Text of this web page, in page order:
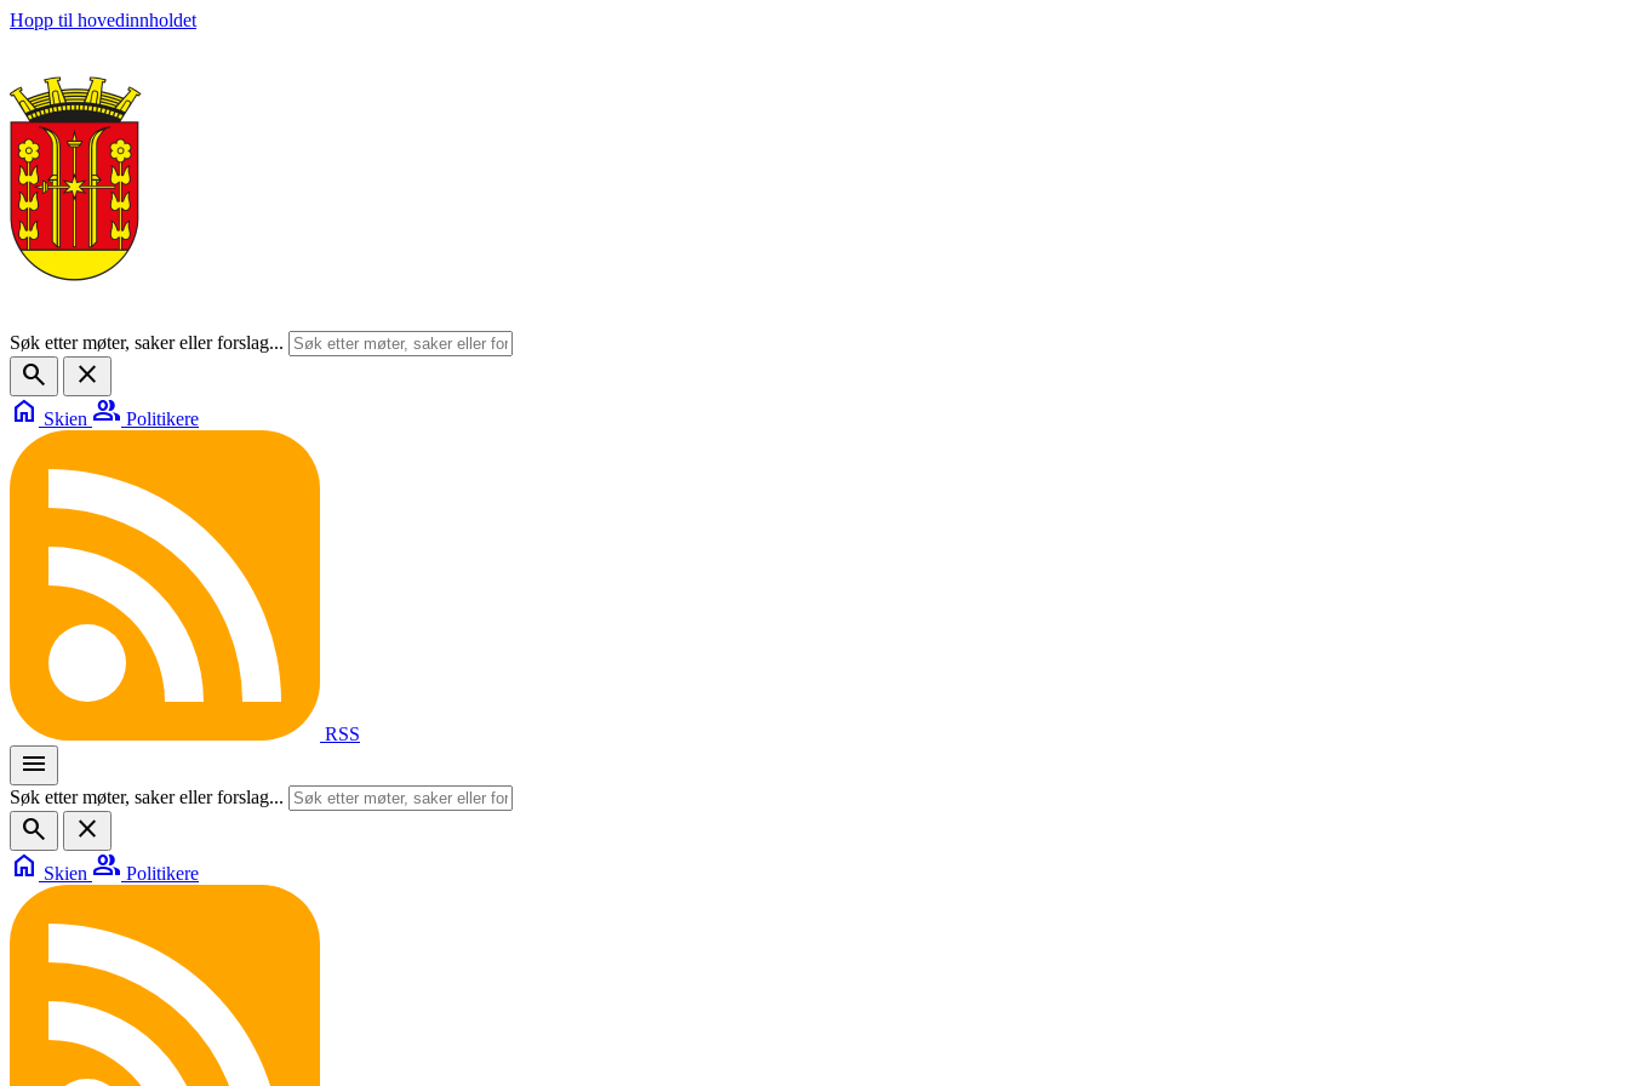
Hopp til hovedinnholdet
Søk etter møter, saker eller forslag...
search
close
home Skien group Politikere
RSS
menu
Søk etter møter, saker eller forslag...
search
close
home Skien group Politikere